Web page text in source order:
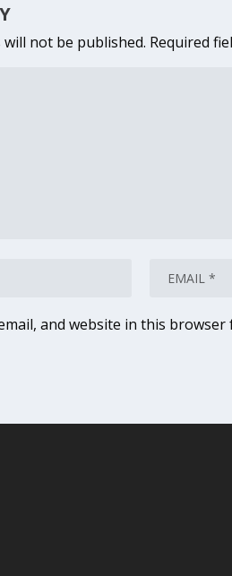
not be published. Required
and website in this